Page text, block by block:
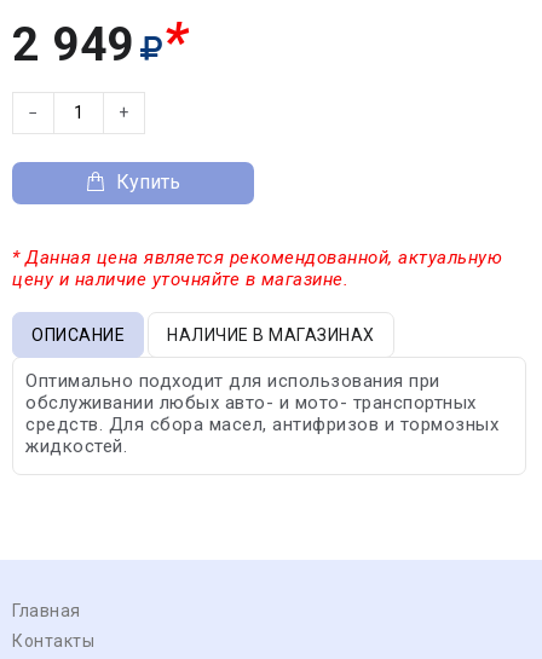
2 949 *
− +
Купить
* Данная цена является рекомендованной, актуальную
цену и наличие уточняйте в магазине.
ОПИСАНИЕ НАЛИЧИЕ В МАГАЗИНАХ
Оптимально подходит для использования при
обслуживании любых авто- и мото- транспортных
средств. Для сбора масел, антифризов и тормозных
жидкостей.
Главная
Контакты